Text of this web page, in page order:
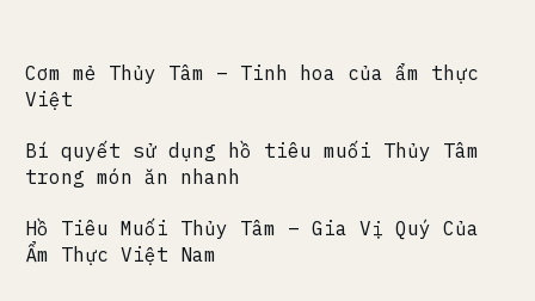
Cơm mẻ Thủy Tâm – Tinh hoa của ẩm thực
Việt
Bí quyết sử dụng hồ tiêu muối Thủy Tâm
trong món ăn nhanh
Hồ Tiêu Muối Thủy Tâm – Gia Vị Quý Của
Ẩm Thực Việt Nam